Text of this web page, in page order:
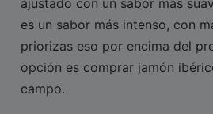
ajustado con un sabor más
es un sabor más intenso, con
priorizas eso por encima del
opción es comprar jamón
campo.